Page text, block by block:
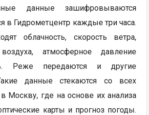
данные зашифровываются
в Гидрометцентр каждые три часа.
облачность, скорость ветра,
атмосферное давление
Реже передаются и другие
данные стекаются со всех
Москву, где на основе их анализа
карты и прогноз погоды.